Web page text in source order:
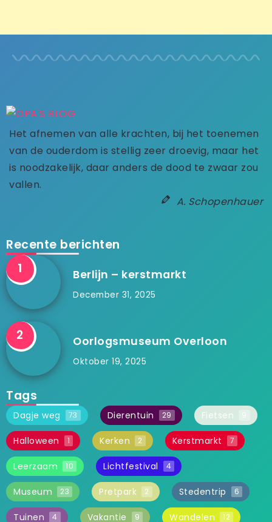
Het afnemen van alle krachten, bij het toenemen
van de ouderdom is stellig zeer droevig, maar het
is noodzakelijk, daar anders de dood te zwaar zou
vallen.
A. Schopenhauer
Recente berichten
Berlijn – kerstmarkt
December 31, 2025
Oorlogsmuseum Overloon
Oktober 19, 2025
Tags
Dagje weg 73 Dierentuin 29 Fietsen 9
Halloween 1 Kerken 2 Kerstmarkt 7
Leerzaam 10 Lichtfestival 4
Museum 23 Pretpark 2 Stedentrip 6
Tuinen 4 Vakantie 9 Wandelen 12